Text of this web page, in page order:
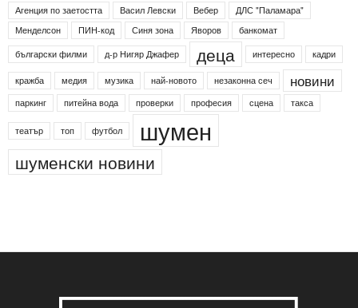
Агенция по заетостта
Васил Левски Вебер
ДЛС "Паламара"
Менделсон
ПИН-код Синя зона Яворов
банкомат
български филми
д-р Нигяр Джафер деца интересно кадри
кражба медия музика най-новото незаконна сеч новини
паркинг питейна вода проверки професия сцена такса
театър топ футбол шумен
шуменски новини